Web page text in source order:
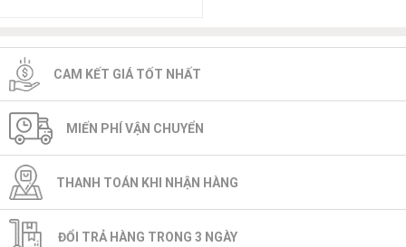
CAM KẾT GIÁ TỐT NHẤT
MIẾN PHÍ VẬN CHUYỂN
THANH TOÁN KHI NHẬN HÀNG
ĐỔI TRẢ HÀNG TRONG 3 NGÀY